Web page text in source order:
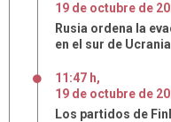
19 de octubre de
Rusia ordena la
en el sur de Ucrania
11:47 h,
19 de octubre de
Los partidos de